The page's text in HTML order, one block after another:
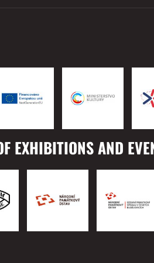
EXHIBITIONS AND